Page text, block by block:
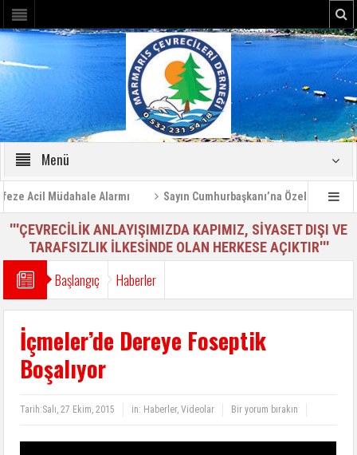
Menü
Acil Müdahale Alarmı Sayın Cumhurbaşkanı’na Özel
'''ÇEVRECİLİK ANLAYIŞIMIZDA KAPIMIZ, SİYASET DIŞI VE
TARAFSIZLIK İLKESİNDE OLAN HERKESE AÇIKTIR'''
Başlangıç Haberler
İçmeler’de Dereye Foseptik
Boşalıyor
Tarih:Salı, 27 Ekim, 2015 in: Haberler,Videolar Bir yorum bırakın